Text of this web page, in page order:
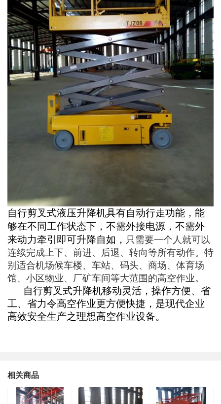
自行剪叉式液压升降机具有自动行走功能，能
够在不同工作状态下，不需外接电源，不需外
来动力牵引即可升降自如， 只需要一个人就可以
连续完成上下、前进、后退、转向等所有动作。特
别适合机场候车楼、车站、码头、商场、体育场
馆、小区物业、厂矿车间等大范围的高空作业。
自行剪叉式升降机移动灵活，操作方便、省
工、省力令高空作业更方便快捷，是现代企业
高效安全生产之理想高空作业设备。
相关商品